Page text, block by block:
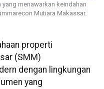
menawarkan keindahan
Mutiara Makassar.
properti
(SMM)
dengan lingkungan
yang